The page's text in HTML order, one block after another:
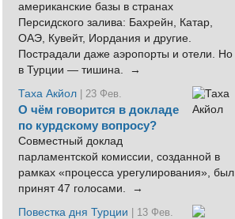
американские базы в странах
Персидского залива: Бахрейн, Катар,
ОАЭ, Кувейт, Иордания и другие.
Пострадали даже аэропорты и отели. Но
в Турции — тишина. →
Таха Акйол | 23 Фев.
О чём говорится в докладе
по курдскому вопросу?
Совместный доклад
парламентской комиссии, созданной в
рамках «процесса урегулирования», был
принят 47 голосами. →
Повестка дня Турции
| 13 Фев.